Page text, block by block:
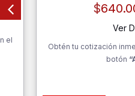
el
$
Ver
Obtén tu cotización
botón